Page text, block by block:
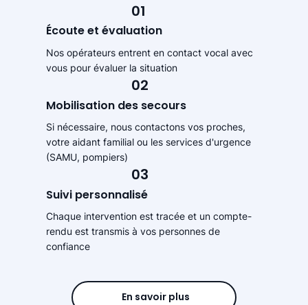
01
Écoute et évaluation
Nos opérateurs entrent en contact vocal avec
vous pour évaluer la situation
02
Mobilisation des secours
Si nécessaire, nous contactons vos proches,
votre aidant familial ou les services d'urgence
(SAMU, pompiers)
03
Suivi personnalisé
Chaque intervention est tracée et un compte-
rendu est transmis à vos personnes de
confiance
En savoir plus